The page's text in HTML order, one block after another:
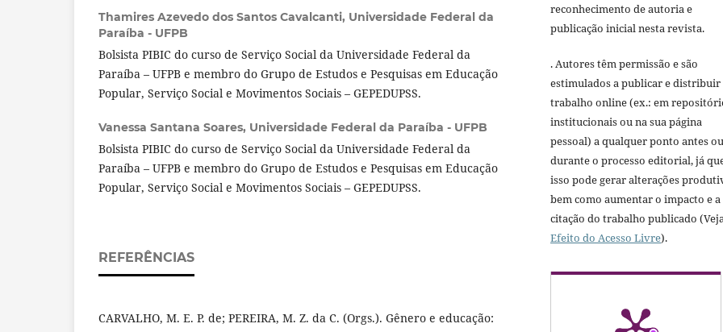
Thamires Azevedo dos Santos Cavalcanti, Universidade Federal da
Paraíba - UFPB
Bolsista PIBIC do curso de Serviço Social da Universidade Federal da
Paraíba – UFPB e membro do Grupo de Estudos e Pesquisas em Educação
Popular, Serviço Social e Movimentos Sociais – GEPEDUPSS.
Vanessa Santana Soares, Universidade Federal da Paraíba - UFPB
Bolsista PIBIC do curso de Serviço Social da Universidade Federal da
Paraíba – UFPB e membro do Grupo de Estudos e Pesquisas em Educação
Popular, Serviço Social e Movimentos Sociais – GEPEDUPSS.
REFERÊNCIAS
CARVALHO, M. E. P. de; PEREIRA, M. Z. da C. (Orgs.). Gênero e educação:
reconhecimento de autoria e
publicação inicial nesta revista.
. Autores têm permissão e são
estimulados a publicar e distribuir
trabalho online (ex.: em
institucionais ou na sua página
pessoal) a qualquer ponto antes ou
durante o processo editorial, já
isso pode gerar alterações
bem como aumentar o impacto e a
citação do trabalho publicado
Efeito do Acesso Livre).